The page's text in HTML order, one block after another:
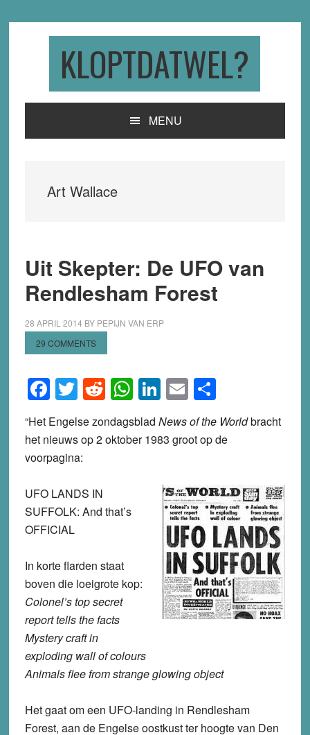
KLOPTDATWEL?
MENU
Art Wallace
Uit Skepter: De UFO van
Rendlesham Forest
28 APRIL 2014 BY PEPIJN VAN ERP
29 COMMENTS
Facebook
Twitter
Reddit
WhatsApp
LinkedIn
EmailShare
“Het Engelse zondagsblad News of the Worldbracht
het nieuws op 2 oktober 1983 groot op de
voorpagina:
UFO LANDS IN
SUFFOLK: And that’s
OFFICIAL
In korte flarden staat
boven die loeigrote kop:
Colonel’s top secret
report tells the facts
Mystery craft in
exploding wall of colours
Animals flee from strange glowing object
Het gaat om een UFO-landing in Rendlesham
Forest, aan de Engelse oostkust ter hoogte van Den